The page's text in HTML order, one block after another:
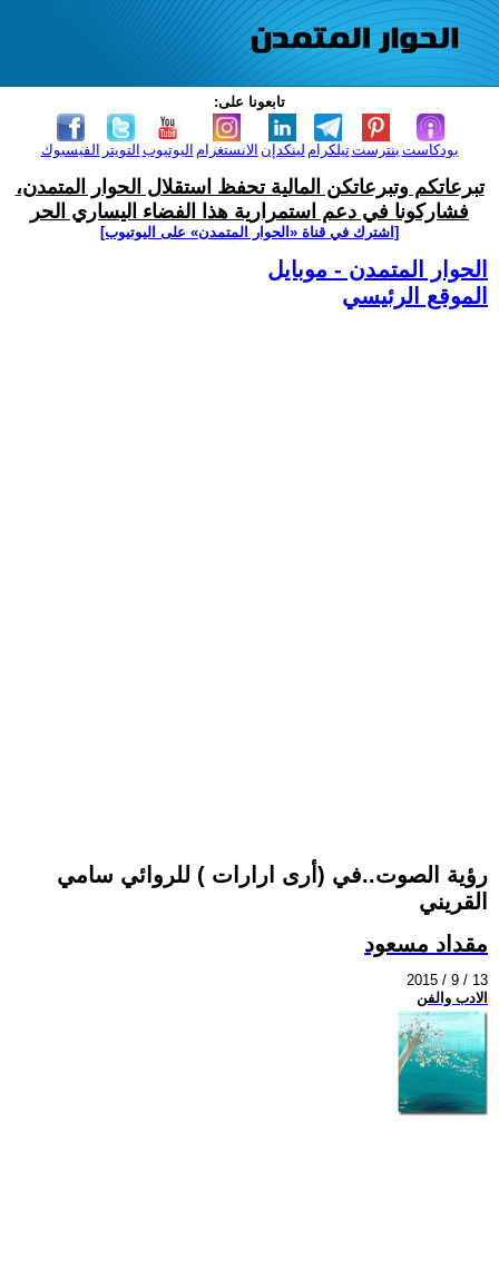
تابعونا على:
الفيسبوك التويتر اليوتيوب الانستغرام لينكدإن تيلكرامبنترست بودكاست
تبرعاتكم وتبرعاتكن المالية تحفظ استقلال الحوار المتمدن،
فشاركونا في دعم استمرارية هذا الفضاء اليساري الحر
[اشترك في قناة ‫«الحوار المتمدن» على اليوتيوب]
الحوار المتمدن - موبايل
الموقع الرئيسي
رؤية الصوت..في (أرى ارارات ) للروائي سامي
القريني
مقداد مسعود
2015 / 9 / 13
الادب والفن